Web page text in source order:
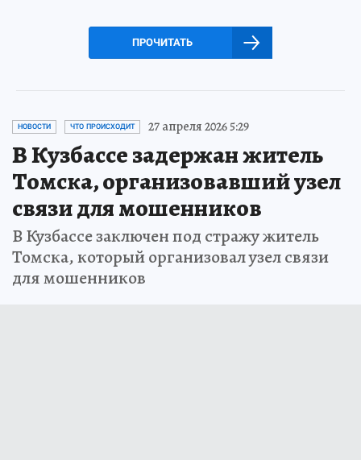
ПРОЧИТАТЬ
НОВОСТИ ЧТО ПРОИСХОДИТ 27 апреля 2026 5:29
В Кузбассе задержан житель
Томска, организовавший узел
связи для мошенников
В Кузбассе заключен под стражу житель
Томска, который организовал узел связи
для мошенников